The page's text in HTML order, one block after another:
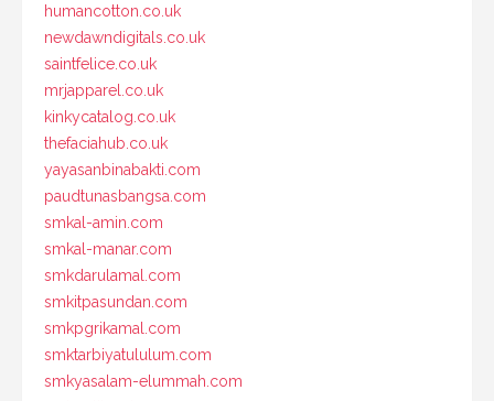
humancotton.co.uk
newdawndigitals.co.uk
saintfelice.co.uk
mrjapparel.co.uk
kinkycatalog.co.uk
thefaciahub.co.uk
yayasanbinabakti.com
paudtunasbangsa.com
smkal-amin.com
smkal-manar.com
smkdarulamal.com
smkitpasundan.com
smkpgrikamal.com
smktarbiyatululum.com
smkyasalam-elummah.com